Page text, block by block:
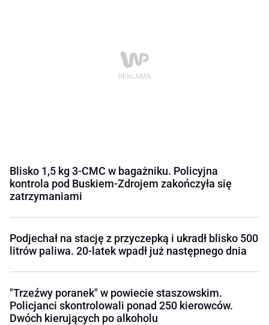
Blisko 1,5 kg 3-CMC w bagażniku. Policyjna
kontrola pod Buskiem-Zdrojem zakończyła się
zatrzymaniami
Podjechał na stację z przyczepką i ukradł blisko 500
litrów paliwa. 20-latek wpadł już następnego dnia
"Trzeźwy poranek" w powiecie staszowskim.
Policjanci skontrolowali ponad 250 kierowców.
Dwóch kierujących po alkoholu